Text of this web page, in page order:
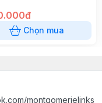
Chọn mua
montgomerielinks